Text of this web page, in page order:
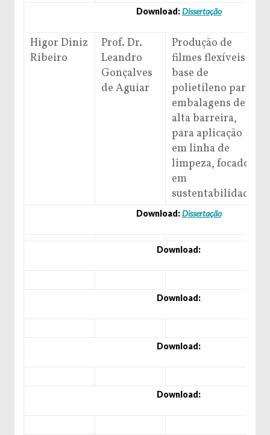
Download:Dissertação
Higor Diniz
Ribeiro
Prof. Dr.
Leandro
Gonçalves
de Aguiar
Produção de
filmes flexíveis à
base de
polietileno para
embalagens de
alta barreira,
para aplicação
em linha de
limpeza, focados
em
sustentabilidade
Download:Dissertação
Download:
Download:
Download:
Download: